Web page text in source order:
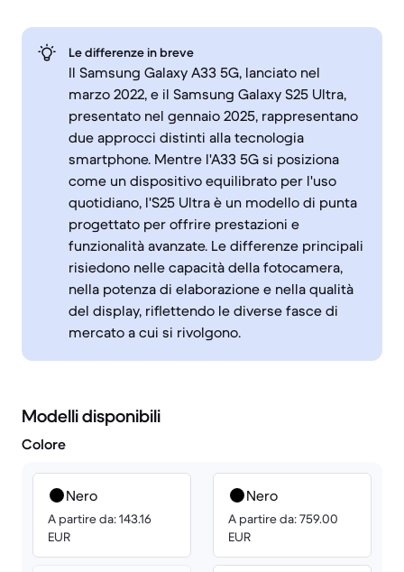
Le differenze in breve
Il Samsung Galaxy A33 5G, lanciato nel
marzo 2022, e il Samsung Galaxy S25 Ultra,
presentato nel gennaio 2025, rappresentano
due approcci distinti alla tecnologia
smartphone. Mentre l'A33 5G si posiziona
come un dispositivo equilibrato per l'uso
quotidiano, l'S25 Ultra è un modello di punta
progettato per offrire prestazioni e
funzionalità avanzate. Le differenze principali
risiedono nelle capacità della fotocamera,
nella potenza di elaborazione e nella qualità
del display, riflettendo le diverse fasce di
mercato a cui si rivolgono.
Modelli disponibili
Colore
Nero
A partire da: 143.16
EUR
Nero
A partire da: 759.00
EUR